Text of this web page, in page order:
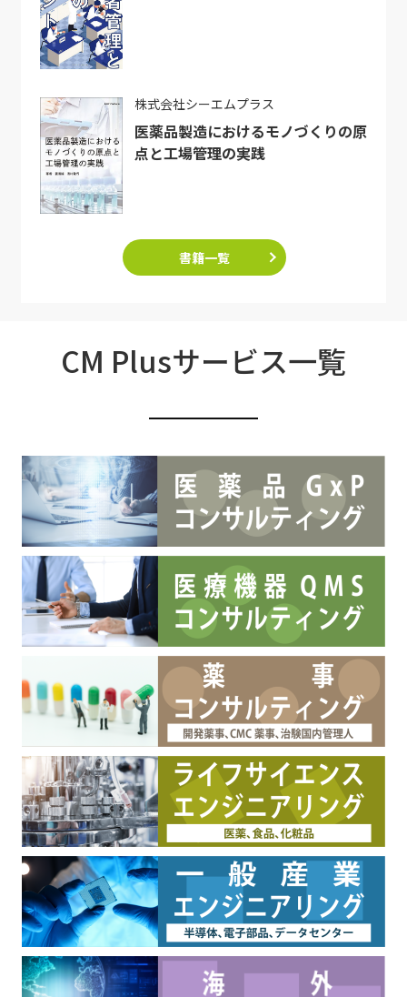
株式会社シーエムプラス
医薬品製造におけるモノづくりの原
点と工場管理の実践
書籍一覧
CM Plusサービス一覧